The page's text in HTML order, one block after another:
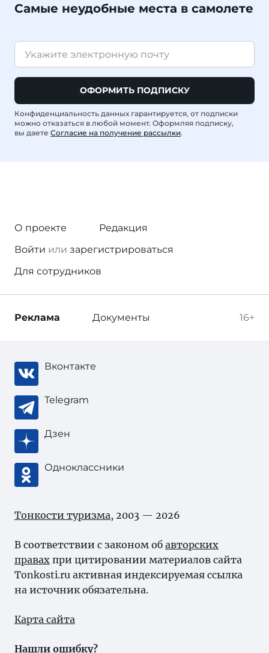
Самые неудобные места в самолете
ОФОРМИТЬ ПОДПИСКУ
Конфиденциальность данных гарантируется, от подписки
можно отказаться в любой момент. Оформляя подписку,
вы даете Согласие на получение рассылки.
О проекте
Редакция
Войти или зарегистрироваться
Для сотрудников
16+
Реклама Документы
Вконтакте
Telegram
Дзен
Одноклассники
Тонкости туризма, 2003 — 2026
В соответствии с законом об авторских
правах при цитировании материалов сайта
Tonkosti.ru активная индексируемая ссылка
на источник обязательна.
Карта сайта
Нашли ошибку?